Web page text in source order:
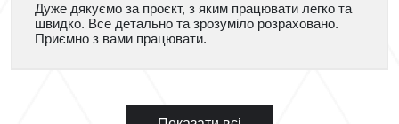
Дуже дякуємо за проєкт, з яким працювати легко та
швидко. Все детально та зрозуміло розраховано.
Приємно з вами працювати.